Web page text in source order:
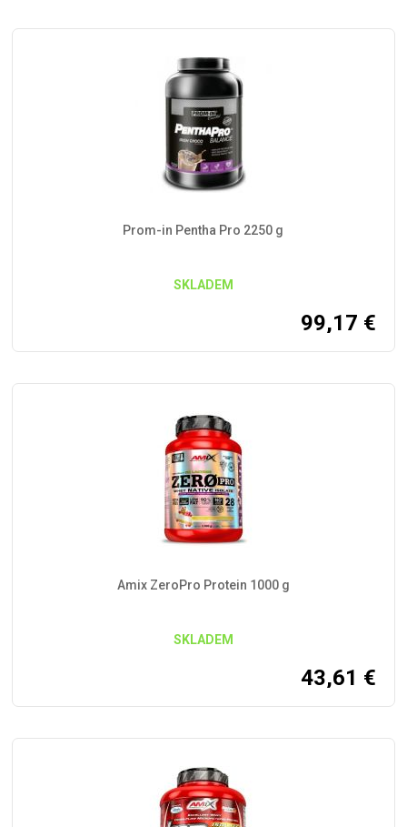
Prom-in Pentha Pro 2250 g
SKLADEM
99,17 €
Amix ZeroPro Protein 1000 g
SKLADEM
43,61 €